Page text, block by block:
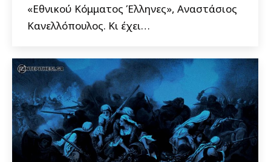
«Εθνικού Κόμματος Έλληνες», Αναστάσιος
Κανελλόπουλος. Κι έχει…